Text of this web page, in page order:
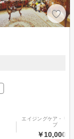
エイジングケア・リ
プ
￥10,000～